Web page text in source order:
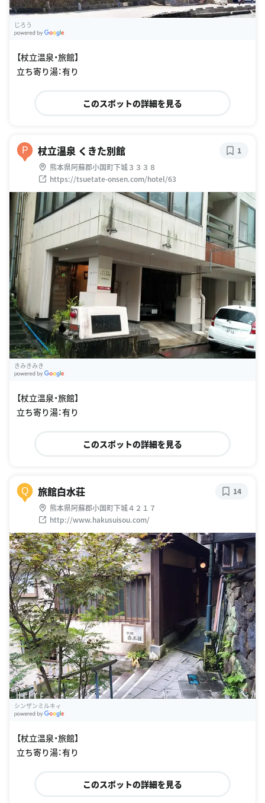
じろう
【杖立温泉・旅館】
立ち寄り湯：有り
このスポットの詳細を見る
P 杖立温泉 くきた別館
熊本県阿蘇郡小国町下城３３３８
https://tsuetate-onsen.com/hotel/63
1
きみきみき
【杖立温泉・旅館】
立ち寄り湯：有り
このスポットの詳細を見る
Q 旅館白水荘
熊本県阿蘇郡小国町下城４２１７
http://www.hakusuisou.com/
14
シンザンミルキィ
【杖立温泉・旅館】
立ち寄り湯：有り
このスポットの詳細を見る